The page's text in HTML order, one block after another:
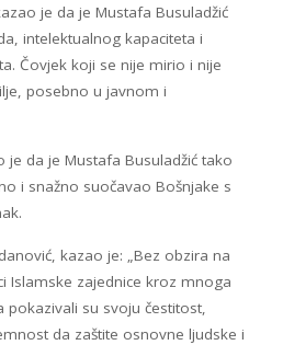
je da je Mustafa Busuladžić
intelektualnog kapaciteta i
Čovjek koji se nije mirio i nije
posebno u javnom i
je da je Mustafa Busuladžić tako
i snažno suočavao Bošnjake s
kazao je: „Bez obzira na
Islamske zajednice kroz mnoga
su svoju čestitost,
da zaštite osnovne ljudske i